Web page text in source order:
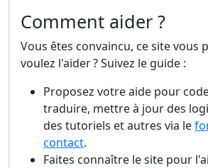
Comment aider ?
Vous êtes convaincu, ce site vous
voulez l'aider ? Suivez le guide :
Proposez votre aide pour
traduire, mettre à jour des
des tutoriels et autres via le
contact.
Faites connaître le site pour